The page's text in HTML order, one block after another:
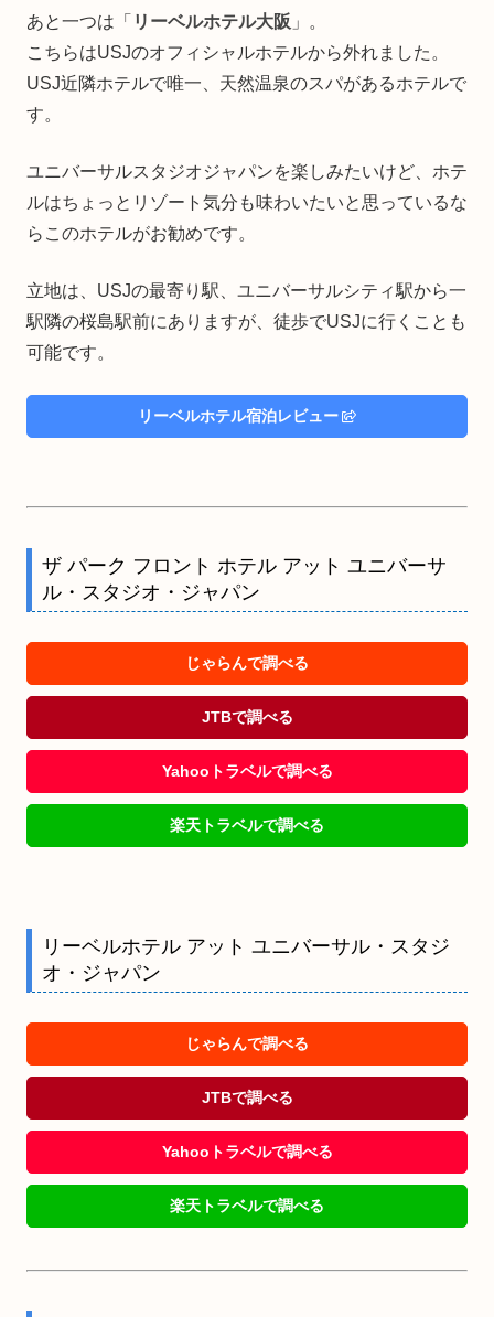
あと一つは「 リーベルホテル大阪 」。
こちらはUSJのオフィシャルホテルから外れました。
USJ近隣ホテルで唯一、天然温泉のスパがあるホテルで
す。
ユニバーサルスタジオジャパンを楽しみたいけど、ホテ
ルはちょっとリゾート気分も味わいたいと思っているな
らこのホテルがお勧めです。
立地は、USJの最寄り駅、ユニバーサルシティ駅から一
駅隣の桜島駅前にありますが、徒歩でUSJに行くことも
可能です。
リーベルホテル宿泊レビュー
ザ パーク フロント ホテル アット ユニバーサ
ル・スタジオ・ジャパン
じゃらんで調べる
JTBで調べる
Yahooトラベルで調べる
楽天トラベルで調べる
リーベルホテル アット ユニバーサル・スタジ
オ・ジャパン
じゃらんで調べる
JTBで調べる
Yahooトラベルで調べる
楽天トラベルで調べる